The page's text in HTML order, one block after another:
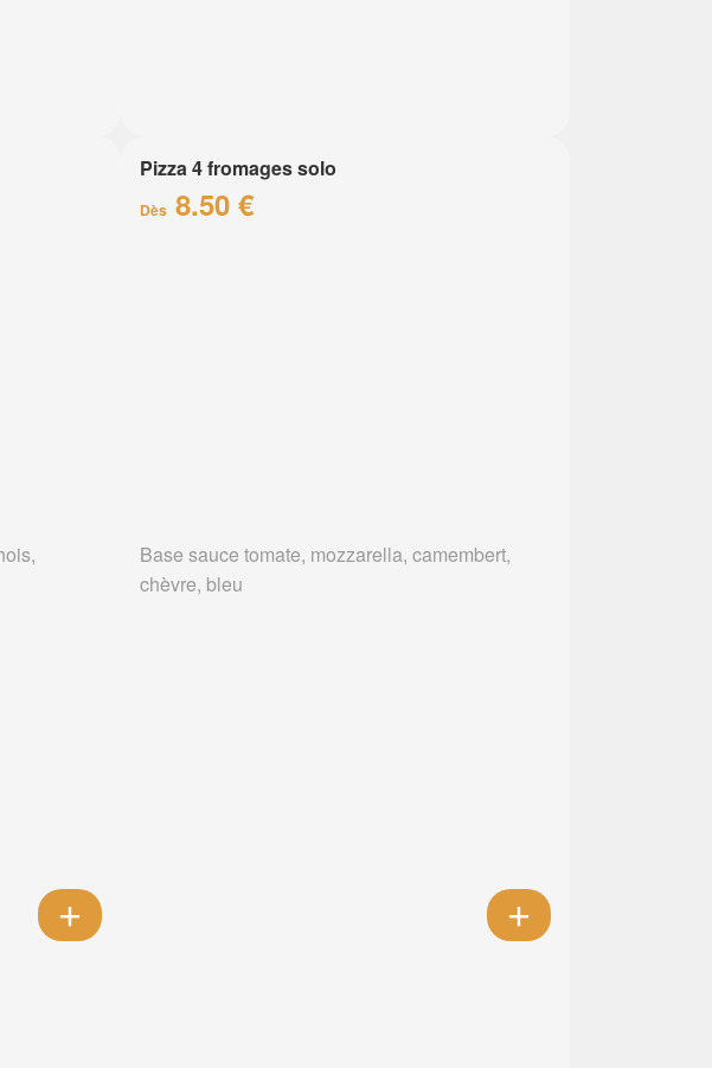
Pizza 4 fromages solo
Dès 8.50 €
Base sauce tomate, mozzarella, camembert,
chèvre, bleu